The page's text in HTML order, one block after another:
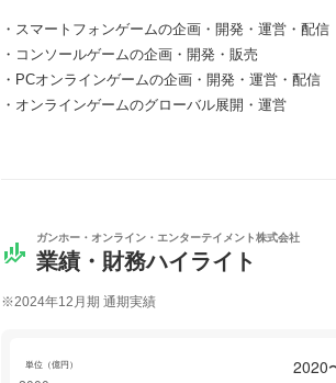
スマートフォンゲームの企画・開発・運営・配信
コンソールゲームの企画・開発・販売
PCオンラインゲームの企画・開発・運営・配信
オンラインゲームのグローバル展開・運営
ガンホー・オンライン・エンターテイメント株式会社
業績・財務ハイライト
※2024年12月期 通期実績